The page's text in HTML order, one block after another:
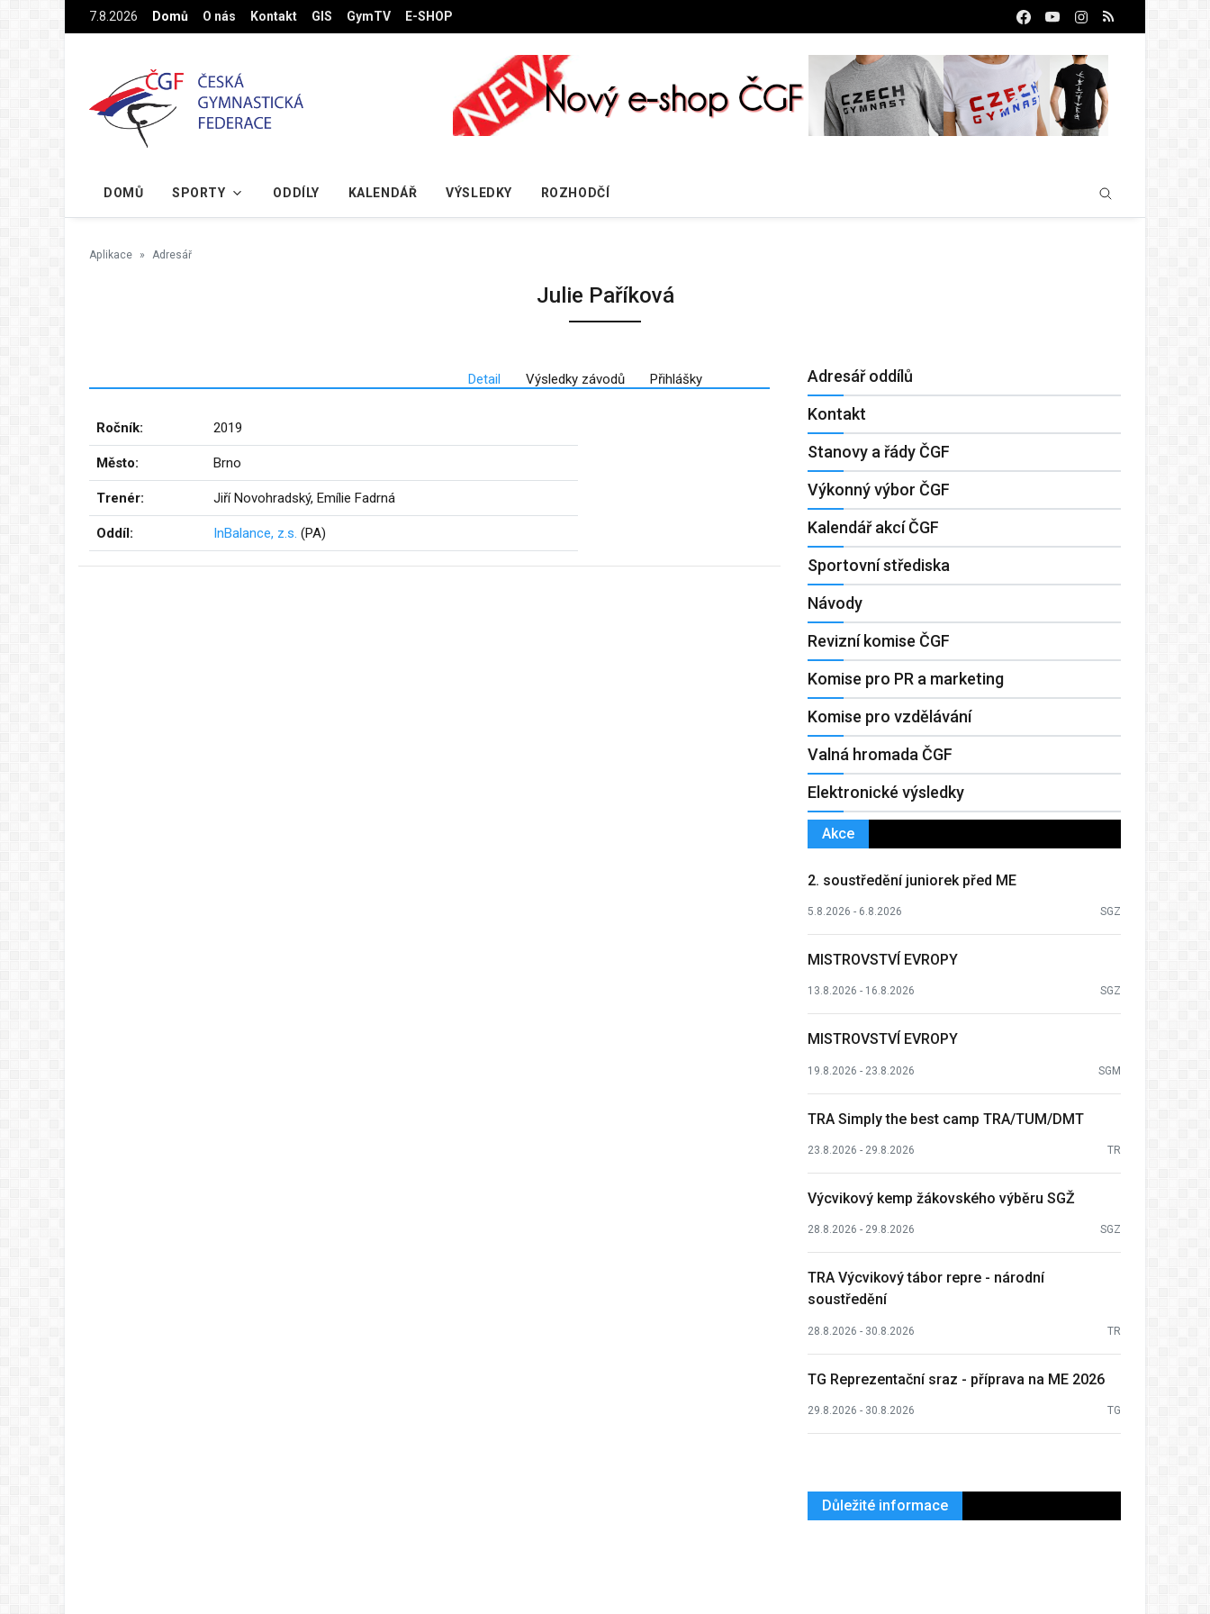
Na hlavní obsah7.8.2026 Domů O nás Kontakt GIS GymTV E-SHOP
DOMŮ SPORTY ODDÍLY KALENDÁŘ VÝSLEDKY ROZHODČÍ
Aplikace Adresář
Julie Paříková
Detail Výsledky závodů Přihlášky
Ročník: 2019
Město: Brno
Trenér: Jiří Novohradský, Emílie Fadrná
Oddíl: InBalance, z.s. (PA)
Adresář oddílů
Kontakt
Stanovy a řády ČGF
Výkonný výbor ČGF
Kalendář akcí ČGF
Sportovní střediska
Návody
Revizní komise ČGF
Komise pro PR a marketing
Komise pro vzdělávání
Valná hromada ČGF
Elektronické výsledky
Akce
2. soustředění juniorek před ME
5.8.2026 - 6.8.2026 SGZ
MISTROVSTVÍ EVROPY
13.8.2026 - 16.8.2026 SGZ
MISTROVSTVÍ EVROPY
19.8.2026 - 23.8.2026 SGM
TRA Simply the best camp TRA/TUM/DMT
23.8.2026 - 29.8.2026 TR
Výcvikový kemp žákovského výběru SGŽ
28.8.2026 - 29.8.2026 SGZ
TRA Výcvikový tábor repre - národní
soustředění
28.8.2026 - 30.8.2026 TR
TG Reprezentační sraz - příprava na ME 2026
29.8.2026 - 30.8.2026 TG
Důležité informace